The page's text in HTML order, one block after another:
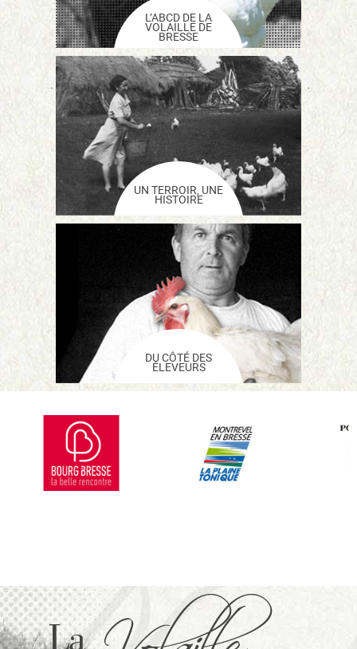
L’ABCD DE LA
VOLAILLE DE
BRESSE
UN TERROIR, UNE
HISTOIRE
DU CÔTÉ DES
ÉLEVEURS